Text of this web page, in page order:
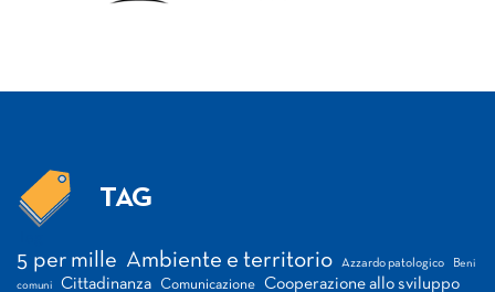
TAG
5 per mille Ambiente e territorio Azzardo patologico Beni
comuni Cittadinanza Comunicazione Cooperazione allo sviluppo